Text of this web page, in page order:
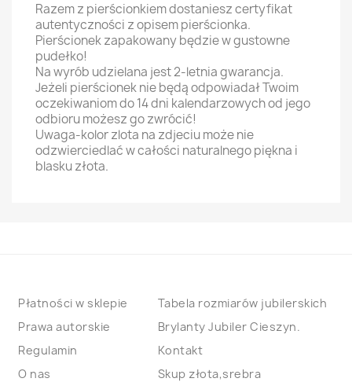
Razem z pierścionkiem dostaniesz certyfikat
autentyczności z opisem pierścionka.
Pierścionek zapakowany będzie w gustowne
pudełko!
Na wyrób udzielana jest 2-letnia gwarancja.
Jeżeli pierścionek nie będą odpowiadał Twoim
oczekiwaniom do 14 dni kalendarzowych od jego
odbioru możesz go zwrócić!
Uwaga-kolor zlota na zdjeciu może nie
odzwierciedlać w całości naturalnego piękna i
blasku złota.
Płatności w sklepie
Prawa autorskie
Regulamin
O nas
Tabela rozmiarów jubilerskich
Brylanty Jubiler Cieszyn.
Kontakt
Skup złota,srebra